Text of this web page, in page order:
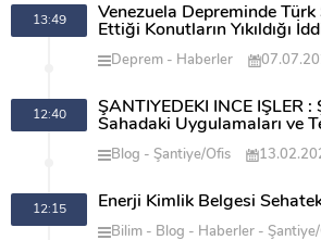
13:49
Venezuela Depreminde
Ettiği Konutların Yıkıldığı
Deprem Haberler
12:40
ŞANTİYEDEKİ İNCE İŞLER :
Sahadaki Uygulamaları ve
Blog Şantiye/Ofis
12:15 Enerji Kimlik Belgesi
Bilim Blog Haberler